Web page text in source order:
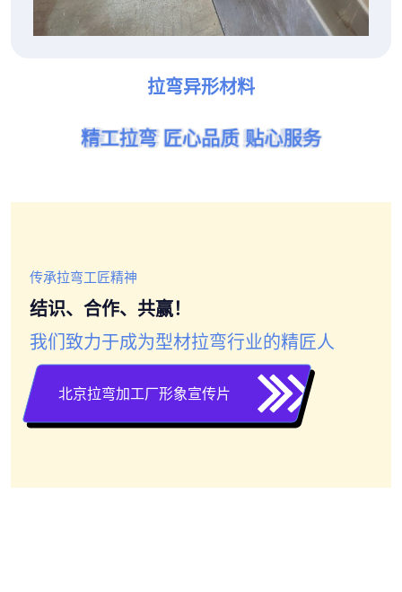
拉弯异形材料
精工拉弯 匠心品质 贴心服务
精工拉弯 匠心品质 贴心服务
精工拉弯 匠心品质 贴心服务
精工拉弯 匠心品质 贴心服务
精工拉弯 匠心品质 贴心服务
精工拉弯 匠心品质 贴心服务
传承拉弯工匠精神
结识、合作、共赢！
我们致力于成为型材拉弯行业的精匠人
北京拉弯加工厂形象宣传片